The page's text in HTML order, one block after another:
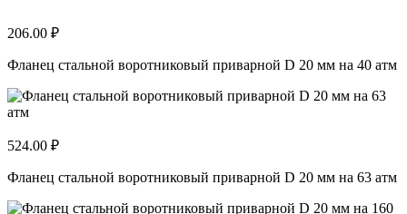
206.00 ₽
Фланец стальной воротниковый приварной D 20 мм на 40 атм
524.00 ₽
Фланец стальной воротниковый приварной D 20 мм на 63 атм